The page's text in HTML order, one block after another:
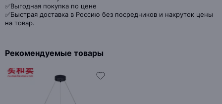
✅Выгодная покупка по цене
✅Быстрая доставка в Россию без посредников и накруток цены
на товар.
Рекомендуемые товары